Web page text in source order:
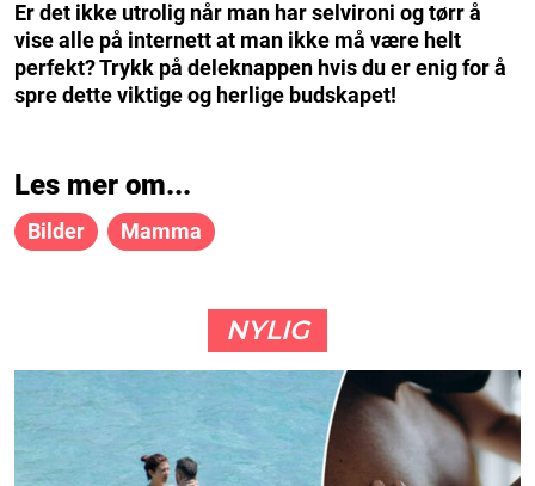
Er det ikke utrolig når man har selvironi og tørr å
vise alle på internett at man ikke må være helt
perfekt? Trykk på deleknappen hvis du er enig for å
spre dette viktige og herlige budskapet!
Les mer om...
Bilder Mamma
NYLIG